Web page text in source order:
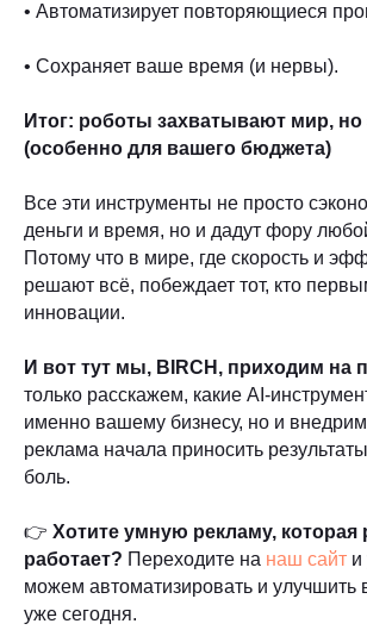
• Автоматизирует повторяющиеся
• Сохраняет ваше время (и нервы).
Итог: роботы захватывают мир,
(особенно для вашего бюджета)
Все эти инструменты не просто
деньги и время, но и дадут фору
Потому что в мире, где скорость и
решают всё, побеждает тот, кто
инновации.
И вот тут мы, BIRCH, приходим на
только расскажем, какие AI-
именно вашему бизнесу, но и
реклама начала приносить
боль.
👉 Хотите умную рекламу, которая
работает? Переходите на наш сайт и
можем автоматизировать и улучшить
уже сегодня.